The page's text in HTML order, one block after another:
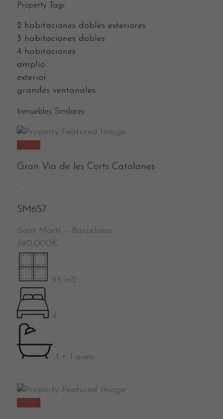
Property Tags
2 habitaciones dobles exteriores
3 habitaciones dobles
4 habitaciones
amplio
exterior
grandes ventanales
Inmuebles Similares
Venta
Gran Via de les Corts Catalanes
-
SM657
Sant Martí – Barcelona
390.000€
93 m2
4
1 + 1 aseo
Venta